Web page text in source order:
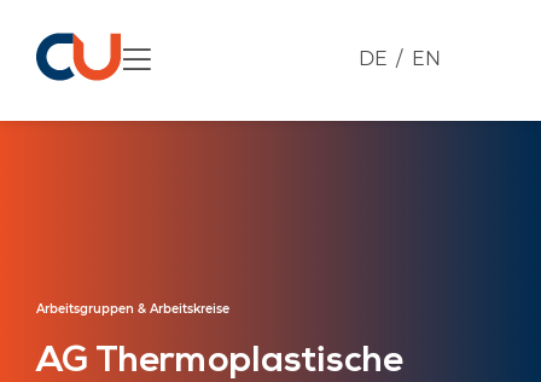
DE EN
Arbeitsgruppen & Arbeitskreise
AG Thermoplastische